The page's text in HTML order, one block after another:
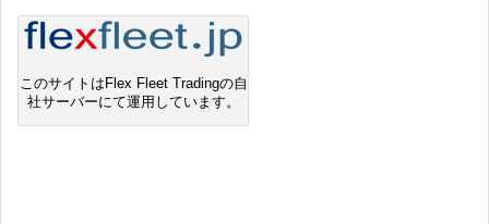
このサイトはFlex Fleet Tradingの自
社サーバーにて運用しています。